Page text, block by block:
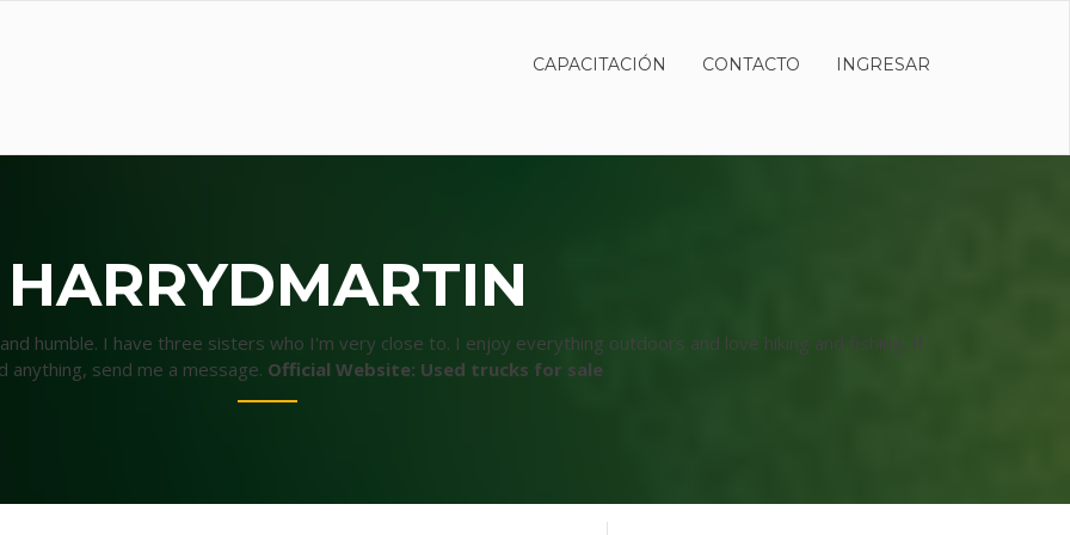
CAPACITACIÓN CONTACTO INGRESAR
HARRYDMARTIN
humble. I have three sisters who I'm very close to. I enjoy everything outdoors and love hiking and fishing. If
anything, send me a message. Official Website: Used trucks for sale